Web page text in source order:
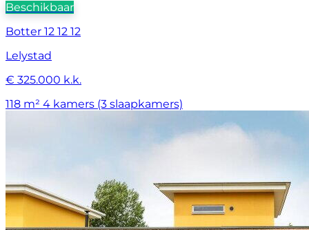
Beschikbaar
Botter 12 12 12
Lelystad
€ 325.000 k.k.
118 m² 4 kamers (3 slaapkamers)